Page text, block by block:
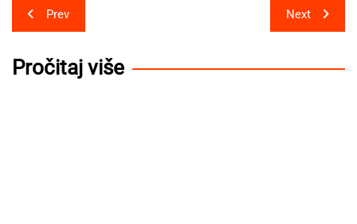
Post
navigation
Prev Next
Pročitaj više